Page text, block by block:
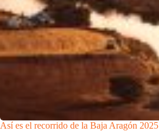
Así es el recorrido de la Baja Aragón 2025